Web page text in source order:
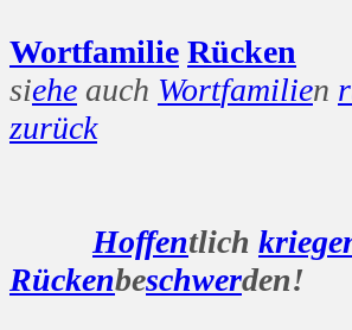
Wortfamilie Rücken
siehe auch Wortfamilien
zurück
Hoffentlich
Rückenbeschwerden!